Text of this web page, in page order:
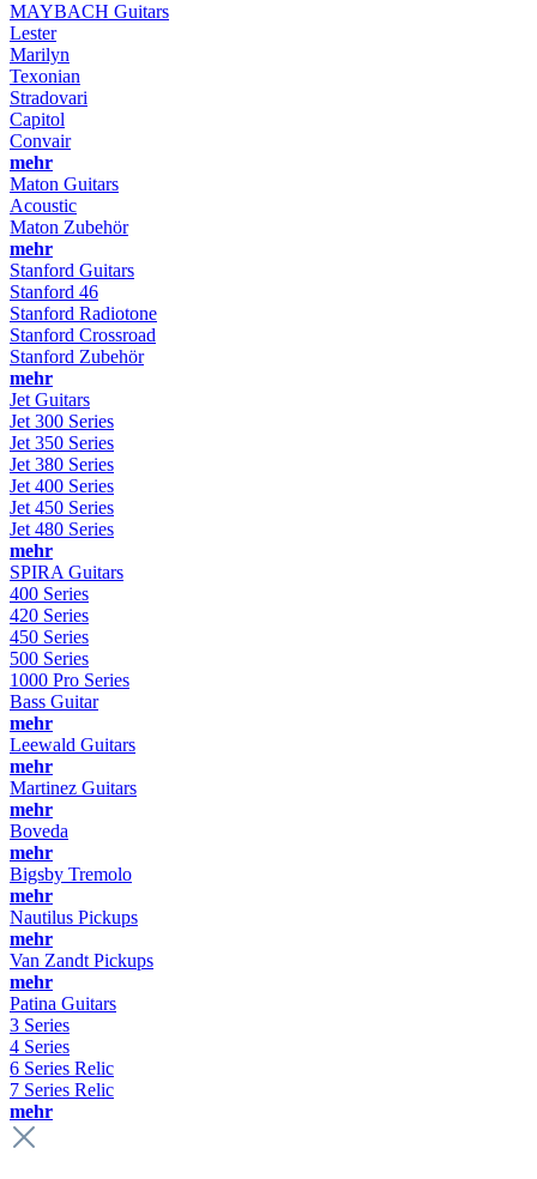
MAYBACH Guitars
Lester
Marilyn
Texonian
Stradovari
Capitol
Convair
mehr
Maton Guitars
Acoustic
Maton Zubehör
mehr
Stanford Guitars
Stanford 46
Stanford Radiotone
Stanford Crossroad
Stanford Zubehör
mehr
Jet Guitars
Jet 300 Series
Jet 350 Series
Jet 380 Series
Jet 400 Series
Jet 450 Series
Jet 480 Series
mehr
SPIRA Guitars
400 Series
420 Series
450 Series
500 Series
1000 Pro Series
Bass Guitar
mehr
Leewald Guitars
mehr
Martinez Guitars
mehr
Boveda
mehr
Bigsby Tremolo
mehr
Nautilus Pickups
mehr
Van Zandt Pickups
mehr
Patina Guitars
3 Series
4 Series
6 Series Relic
7 Series Relic
mehr